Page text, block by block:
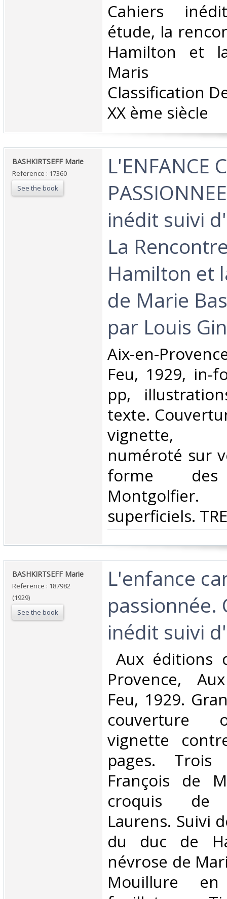
‎Cahiers
étude, la
Hamilton et
Maris
Classification
XX ème siècle‎
‎BASHKIRTSEFF Marie‎
Reference : 17360
See the book
‎L'ENFANCE
inédit suivi
La
Hamilton et
de Marie
par Louis
‎Aix-en-
Feu, 1929, in-
pp,
texte.
vignette,
numéroté sur
forme des
superficiels.
‎BASHKIRTSEFF Marie ‎
Reference : 187982
(1929)
See the book
‎L'enfance
passionnée.
inédit suivi
Aux éditions
Provence,
Feu, 1929.
couverture
vignette
pages. Trois
François de
croquis de
Laurens. Suivi
du duc de
névrose de
Mouillure